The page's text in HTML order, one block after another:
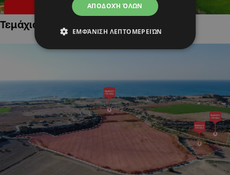
Τεμάχια Γης σε Οικιστικές Περιοχές
ΑΠΟΔΟΧΉ ΌΛΩΝ
ΕΜΦΆΝΙΣΗ ΛΕΠΤΟΜΕΡΕΙΏΝ